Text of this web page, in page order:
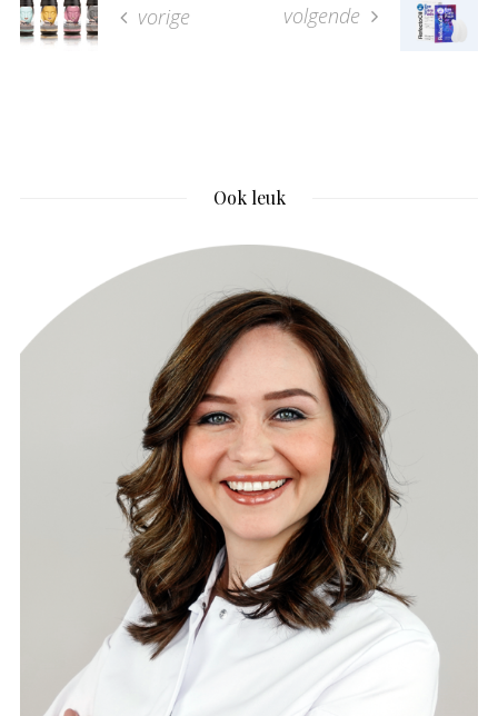
vorige volgende
Ook leuk